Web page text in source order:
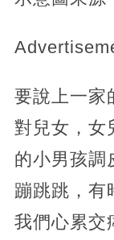
要說上一家
對兒女，女
的小男孩調
蹦跳跳，有
我們心累交